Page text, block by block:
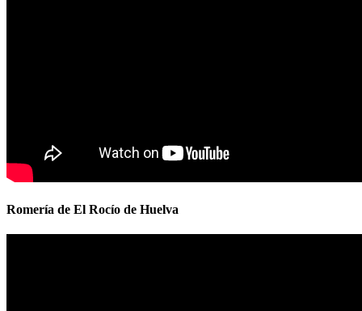
Romería de El Rocío de Huelva